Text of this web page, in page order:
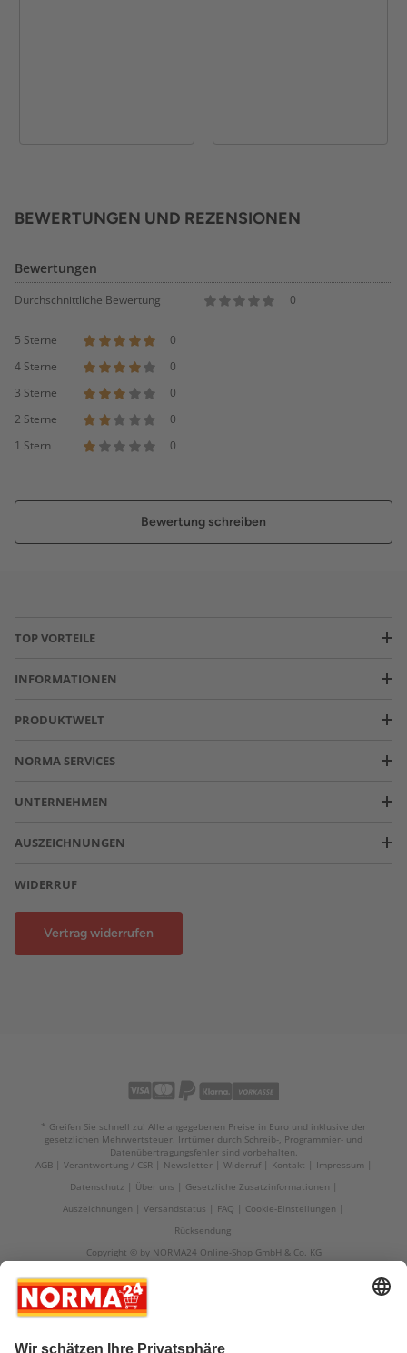
BEWERTUNGEN UND REZENSIONEN
Bewertungen
Durchschnittliche Bewertung 0
5 Sterne
0
4 Sterne
0
3 Sterne
0
2 Sterne
0
1 Stern
0
Bewertung schreiben
TOP VORTEILE
INFORMATIONEN
PRODUKTWELT
NORMA SERVICES
UNTERNEHMEN
AUSZEICHNUNGEN
WIDERRUF
Vertrag widerrufen
* Greifen Sie schnell zu! Alle angegebenen Preise in Euro und inklusive der
gesetzlichen Mehrwertsteuer. Irrtümer durch Schreib-, Programmier- und
Datenübertragungsfehler sind vorbehalten.
AGB
Verantwortung / CSR Newsletter Widerruf Kontakt
Impressum
Datenschutz
Über uns
Gesetzliche Zusatzinformationen
Auszeichnungen
Versandstatus FAQ
Cookie-Einstellungen
Rücksendung
Copyright © by NORMA24 Online-Shop GmbH & Co. KG